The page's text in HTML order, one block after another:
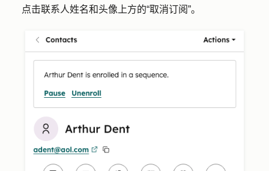
点击联系人姓名和头像上方的“取消订阅”。